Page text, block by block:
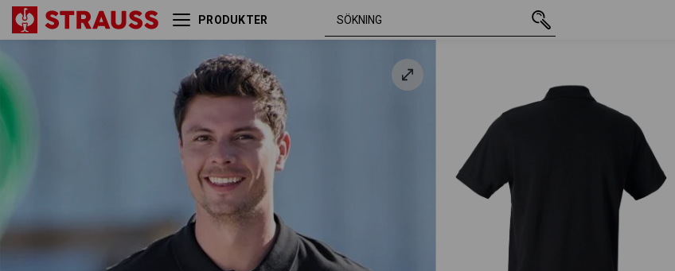
PRODUKTER
e.s. Piqué-Polo cotton light svart S 186,25 kr